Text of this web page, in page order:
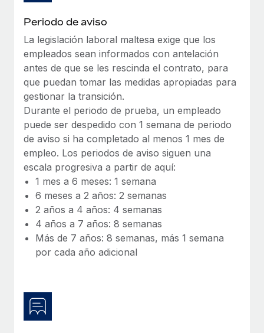
en todo el mundo.
Apertura de entidades
Abre entidades conforme a la legalidad enseguida.
Movilidad y reubicación
Reubica a los empleados con facilidad.
Prestaciones
Gestiona las prestaciones de los empleados sin
complicaciones.
BLOG
Novedades de producto de Remote:
Integraciones con Gusto y Xero y Contractor
Management Plus
La misión de Remote sigue siendo ayudar a empresas de
todos los tamaños a contratar, gestionar y...
Más información
con Remote
Gestionar las nóminas internamente es complicado. Tardas
semanas en hacerlo manualmente y, al mes...
Más información
Periodo de aviso
La legislación laboral maltesa exige que los
empleados sean informados con antelación
antes de que se les rescinda el contrato, para
que puedan tomar las medidas apropiadas para
gestionar la transición.
Durante el periodo de prueba, un empleado
puede ser despedido con 1 semana de periodo
de aviso si ha completado al menos 1 mes de
empleo. Los periodos de aviso siguen una
escala progresiva a partir de aquí:
1 mes a 6 meses: 1 semana
6 meses a 2 años: 2 semanas
2 años a 4 años: 4 semanas
4 años a 7 años: 8 semanas
Más de 7 años: 8 semanas, más 1 semana
por cada año adicional